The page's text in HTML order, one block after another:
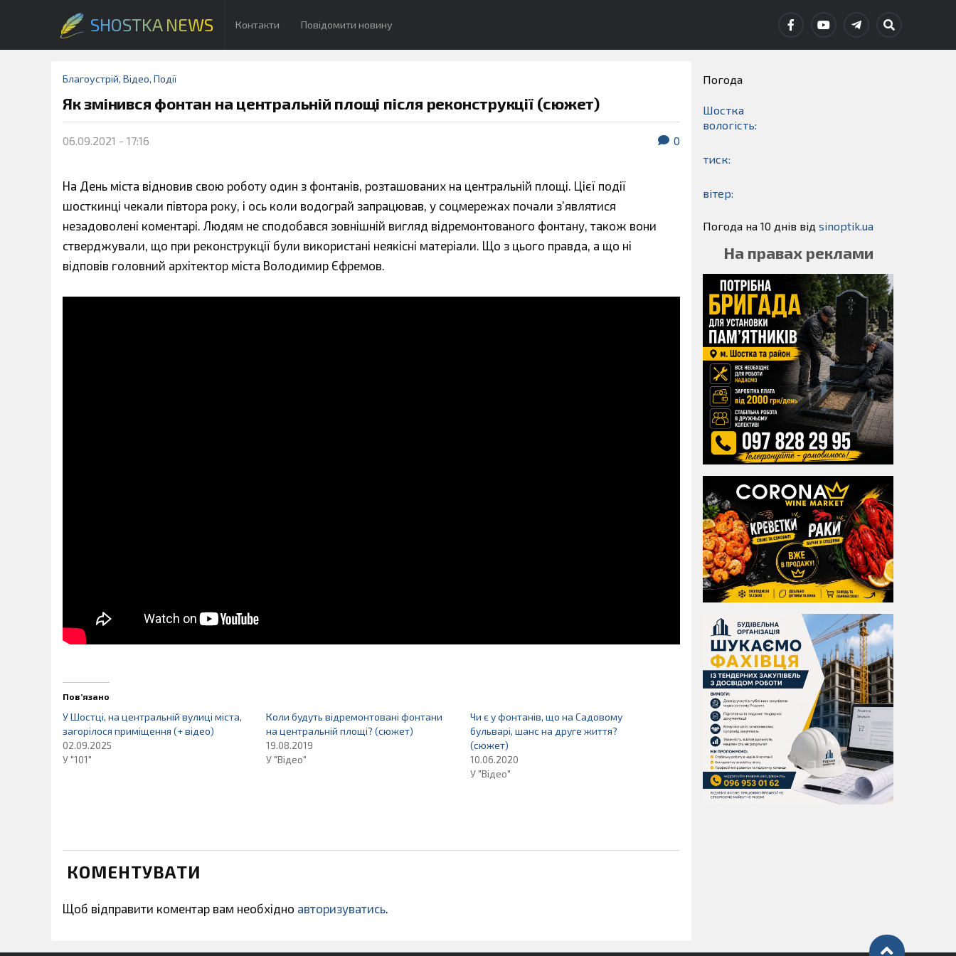
SHOSTKA NEWS Контакти Повідомити новину
Благоустрій, Відео, Події
Як змінився фонтан на центральній площі після реконструкції (сюжет)
06.09.2021 - 17:16 0
На День міста відновив свою роботу один з фонтанів, розташованих на центральній площі. Цієї події
шосткинці чекали півтора року, і ось коли водограй запрацював, у соцмережах почали з’являтися
незадоволені коментарі. Людям не сподобався зовнішній вигляд відремонтованого фонтану, також вони
стверджували, що при реконструкції були використані неякісні матеріали. Що з цього правда, а що ні
відповів головний архітектор міста Володимир Єфремов.
Пов’язано
У Шостці, на центральній вулиці міста,
загорілося приміщення (+ відео)
02.09.2025
У "101"
Коли будуть відремонтовані фонтани
на центральній площі? (сюжет)
19.08.2019
У "Відео"
Чи є у фонтанів, що на Садовому
бульварі, шанс на друге життя?
(сюжет)
10.06.2020
У "Відео"
КОМЕНТУВАТИ
Щоб відправити коментар вам необхідно авторизуватись
Погода
Шостка
вологість:
тиск:
вітер:
Погода на 10 днів від sinoptik.ua
На правах реклами